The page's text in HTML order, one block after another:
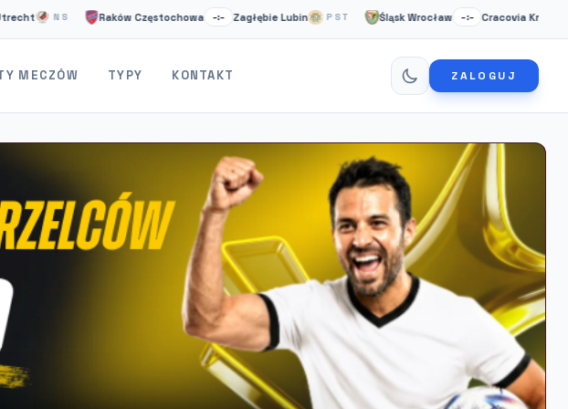
NS Raków Częstochowa –:– Zagłębie Lubin PST Śląsk Wrocław –:– Cracovia Krakow NS
MECZÓW TYPY KONTAKT ZALOGUJ